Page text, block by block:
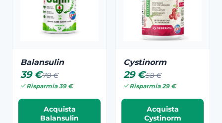
Balansulin
39 €78 €
Risparmia 39 €
Acquista
Balansulin
Cystinorm
29 €58 €
Risparmia 29 €
Acquista
Cystinorm